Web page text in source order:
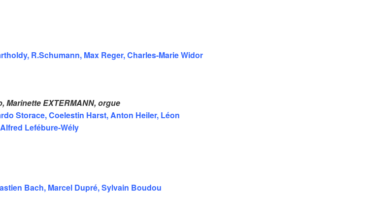
R.Schumann, Max Reger, Charles-Marie Widor
Marinette EXTERMANN, orgue
Storace, Coelestin Harst, Anton Heiler, Léon
Lefébure-Wély
Bach, Marcel Dupré, Sylvain Boudou